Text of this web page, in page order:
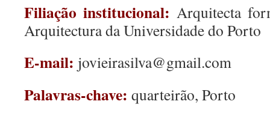
Filiação institucional: Arquitecta
Arquitectura da Universidade do Porto
E-mail: jovieirasilva@gmail.com
Palavras-chave: quarteirão, Porto